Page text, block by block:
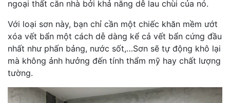
ngoại thất căn nhà bởi khả năng dễ lau chùi của nó.
Với loại sơn này, bạn chỉ cần một chiếc khăn mềm ướt
xóa vết bẩn một cách dễ dàng kể cả vết bẩn cứng đầu
nhất như phấn bảng, nước sốt,…Sơn sẽ tự động khô lại
mà không ảnh hưởng đến tính thẩm mỹ hay chất lượng
tường.